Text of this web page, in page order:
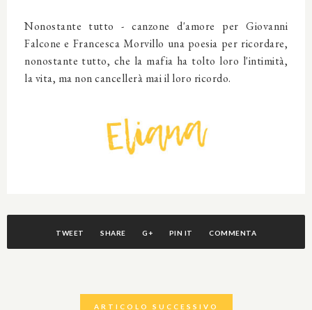
Nonostante tutto - canzone d'amore per Giovanni
Falcone e Francesca Morvillo una poesia per ricordare,
nonostante tutto, che la mafia ha tolto loro l'intimità,
la vita, ma non cancellerà mai il loro ricordo.
TWEET SHARE G+ PIN IT COMMENTA
ARTICOLO SUCCESSIVO